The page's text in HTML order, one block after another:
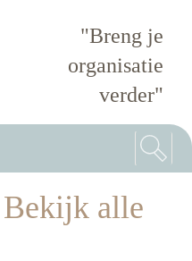
"Breng je
organisatie
verder"
Bekijk alle